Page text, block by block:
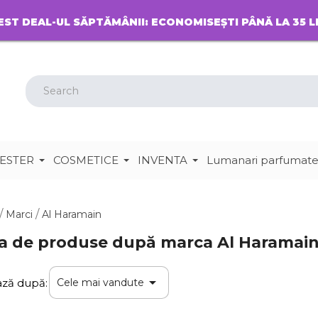
DEAL-UL SĂPTĂMÂNII: ECONOMISEȘTI PÂNĂ LA 35
COSMETICE INVENTA Lumanari parfumate
Marci Al Haramain
de produse după marca Al Haramain
după: Cele mai vandute 